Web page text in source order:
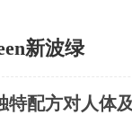
新波绿
配方对人体